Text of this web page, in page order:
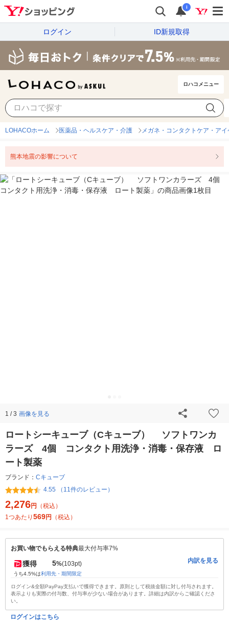
i
ログイン ID新規取得
ロハコメニュー
LOHACOホーム 医薬品・ヘルスケア・介護 メガネ・コンタクトケア・アイ
熊本地震の影響について
1 / 3 画像を見る
ロートシーキューブ（Cキューブ） ソフトワンカ
ラーズ 4個 コンタクト用洗浄・消毒・保存液 ロ
ート製薬
ブランド： Cキューブ
4.55 （11件のレビュー）
2,276円
（税込）
1つあたり 569円 （税込）
お買い物でもらえる特典最大付与率7%
獲得 5%(103pt)
うち4.5%は利用先・期間限定
内訳を見る
ログイン&全額PayPay支払いで獲得できます。原則として税抜金額に対し付与されます。
表示よりも実際の付与数、付与率が少ない場合があります。詳細は内訳からご確認くださ
い。
ログインはこちら